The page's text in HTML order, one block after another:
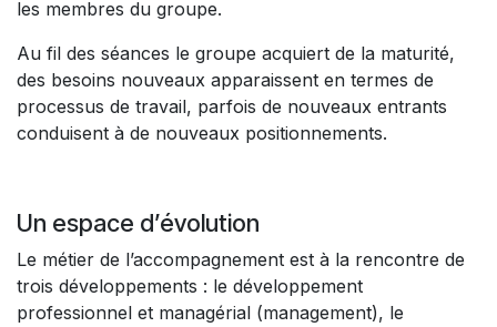
les membres du groupe.
Au fil des séances le groupe acquiert de la maturité,
des besoins nouveaux apparaissent en termes de
processus de travail, parfois de nouveaux entrants
conduisent à de nouveaux positionnements.
Un espace d’évolution
Le métier de l’accompagnement est à la rencontre de
trois développements : le développement
professionnel et managérial (management), le